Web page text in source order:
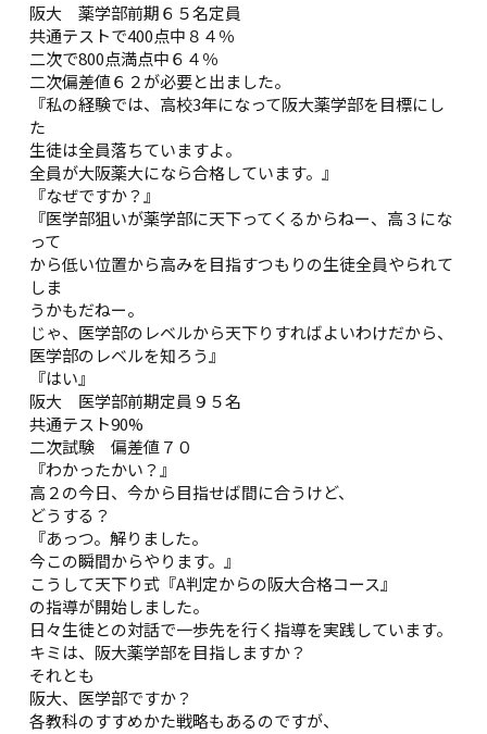
阪大 薬学部前期６５名定員
共通テストで400点中８４％
二次で800点満点中６４％
二次偏差値６２が必要と出ました。
『私の経験では、高校3年になって阪大薬学部を目標にし
た
生徒は全員落ちていますよ。
全員が大阪薬大になら合格しています。』
『なぜですか？』
『医学部狙いが薬学部に天下ってくるからねー、高３にな
って
から低い位置から高みを目指すつもりの生徒全員やられて
しま
うかもだねー。
じゃ、医学部のレベルから天下りすればよいわけだから、
医学部のレベルを知ろう』
『はい』
阪大 医学部前期定員９５名
共通テスト90%
二次試験 偏差値７０
『わかったかい？』
高２の今日、今から目指せば間に合うけど、
どうする？
『あっつ。解りました。
今この瞬間からやります。』
こうして天下り式『A判定からの阪大合格コース』
の指導が開始しました。
日々生徒との対話で一歩先を行く指導を実践しています。
キミは、阪大薬学部を目指しますか？
それとも
阪大、医学部ですか？
各教科のすすめかた戦略もあるのですが、